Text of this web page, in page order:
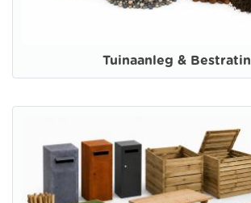
Tuinaanleg &